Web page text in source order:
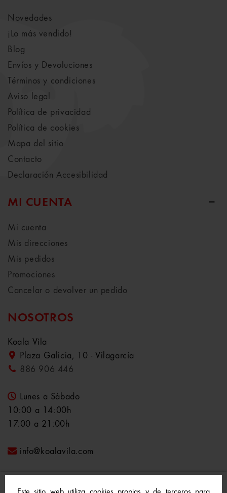
Novedades
¡Lo más vendido!
Blog
Envíos y Devoluciones
Términos y condiciones
Aviso legal
Política de privacidad
Política de cookies
Mapa del sitio
Contacto
Declaración Accesibilidad
MI CUENTA
Mi cuenta
Mis direcciones
Mis pedidos
Promociones
Cancelar o devolver un pedido
NOSOTROS
Koala Vila
Plaza Galicia, 10 - Vilagarcía
886 906 446
Lunes a Sábado
10:00 a 14:00h
17:00 a 21:00h
info@koalavila.com